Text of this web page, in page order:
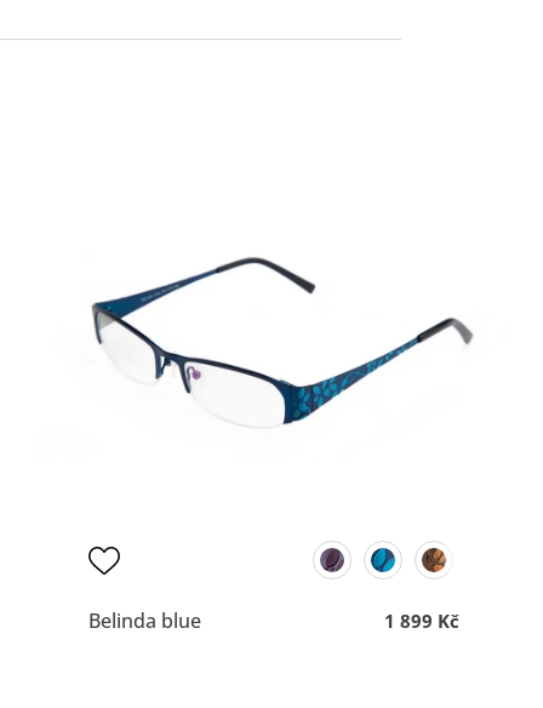
Belinda blue 1 899 Kč